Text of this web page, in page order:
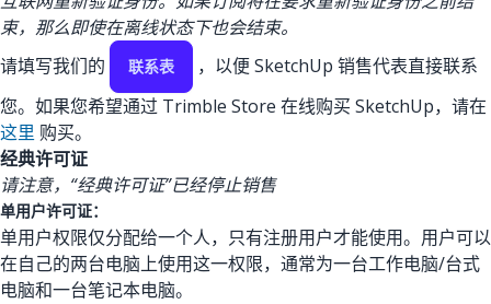
束，那么即使在离线状态下也会结束。
请填写我们的
联系表
，以便 SketchUp 销售代表直接联系
您。如果您希望通过 Trimble Store 在线购买 SketchUp，请在
这里 购买。
经典许可证
请注意，“经典许可证”已经停止销售
单用户许可证：
单用户权限仅分配给一个人，只有注册用户才能使用。用户可以
在自己的两台电脑上使用这一权限，通常为一台工作电脑/台式
电脑和一台笔记本电脑。